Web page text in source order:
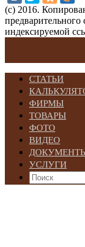
(с) 2016.
предварительного
индексируемой
СТАТЬИ
ФИРМЫ
ТОВАРЫ
ФОТО
ВИДЕО
УСЛУГИ